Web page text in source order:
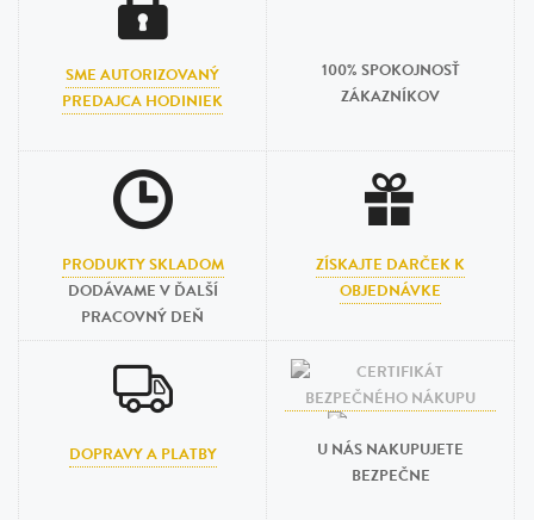
SME AUTORIZOVANÝ
PREDAJCA HODINIEK
100% SPOKOJNOSŤ
ZÁKAZNÍKOV
PRODUKTY SKLADOM
DODÁVAME V ĎALŠÍ
PRACOVNÝ DEŇ
ZÍSKAJTE DARČEK K
OBJEDNÁVKE
DOPRAVY A PLATBY
U NÁS NAKUPUJETE
BEZPEČNE